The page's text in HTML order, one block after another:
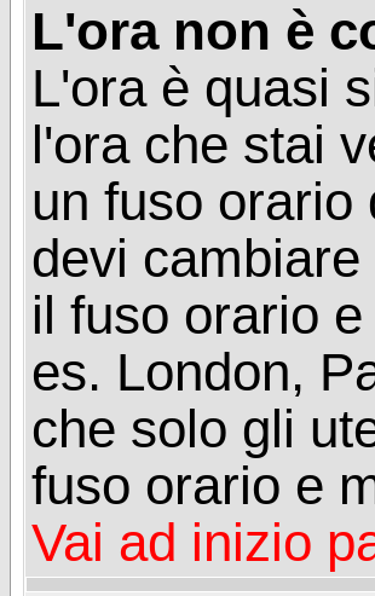
L'ora non è
L'ora è quasi
l'ora che stai
un fuso orario
devi
il fuso orario
es. London,
che solo gli
fuso orario e
Vai ad inizio